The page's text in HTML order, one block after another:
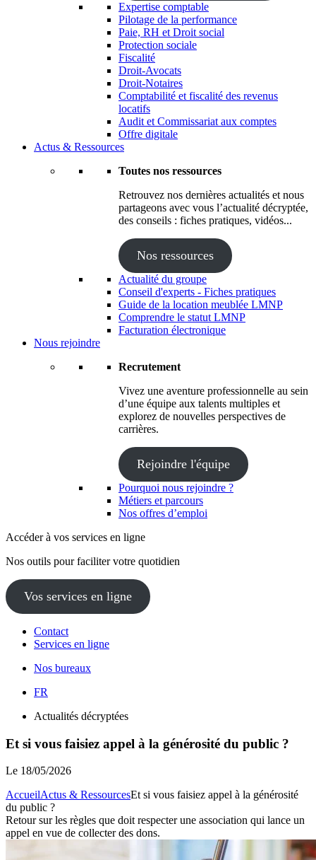
Expertise comptable
Pilotage de la performance
Paie, RH et Droit social
Protection sociale
Fiscalité
Droit-Avocats
Droit-Notaires
Comptabilité et fiscalité des revenus
locatifs
Audit et Commissariat aux comptes
Offre digitale
Actus & Ressources
Toutes nos ressources
Retrouvez nos dernières actualités et nous
partageons avec vous l’actualité décryptée,
des conseils : fiches pratiques, vidéos...
Nos ressources
Actualité du groupe
Conseil d'experts - Fiches pratiques
Guide de la location meublée LMNP
Comprendre le statut LMNP
Facturation électronique
Nous rejoindre
Recrutement
Vivez une aventure professionnelle au sein
d’une équipe aux talents multiples et
explorez de nouvelles perspectives de
carrières.
Rejoindre l'équipe
Pourquoi nous rejoindre ?
Métiers et parcours
Nos offres d’emploi
Accéder à vos services en ligne
Nos outils pour faciliter votre quotidien
Vos services en ligne
Contact
Services en ligne
Nos bureaux
FR
Actualités décryptées
Et si vous faisiez appel à la générosité du public ?
Le 18/05/2026
AccueilActus & RessourcesEt si vous faisiez appel à la générosité
du public ?
Retour sur les règles que doit respecter une association qui lance un
appel en vue de collecter des dons.